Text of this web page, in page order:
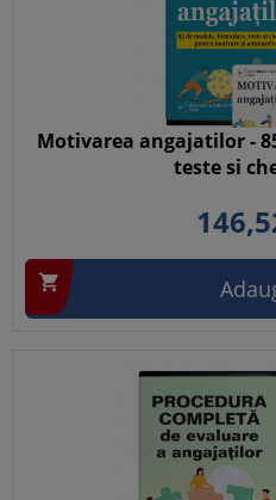
Motivarea angajatilor -
teste si
146,
